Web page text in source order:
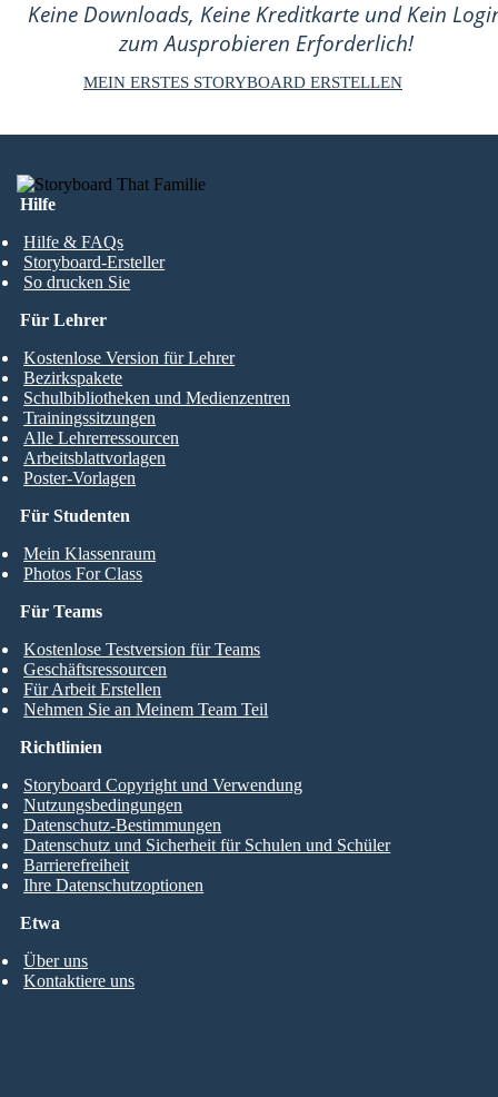
Keine Downloads, Keine Kreditkarte und Kein
zum Ausprobieren Erforderlich!
MEIN ERSTES STORYBOARD ERSTELLEN
Hilfe
Hilfe & FAQs
Storyboard-Ersteller
So drucken Sie
Für Studenten
Mein Klassenraum
Photos For Class
Für Lehrer
Kostenlose Version für Lehrer
Bezirkspakete
Schulbibliotheken und Medienzentren
Trainingssitzungen
Alle Lehrerressourcen
Arbeitsblattvorlagen
Poster-Vorlagen
Für Teams
Kostenlose Testversion für Teams
Geschäftsressourcen
Für Arbeit Erstellen
Nehmen Sie an Meinem Team Teil
Etwa
Über uns
Kontaktiere uns
Richtlinien
Storyboard Copyright und Verwendung
Nutzungsbedingungen
Datenschutz-Bestimmungen
Datenschutz und Sicherheit für Schulen und Schüler
Barrierefreiheit
Ihre Datenschutzoptionen